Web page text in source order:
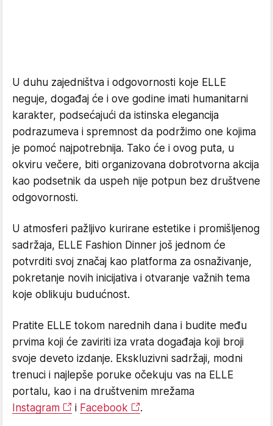
U duhu zajedništva i odgovornosti koje ELLE
neguje, događaj će i ove godine imati humanitarni
karakter, podsećajući da istinska elegancija
podrazumeva i spremnost da podržimo one kojima
je pomoć najpotrebnija. Tako će i ovog puta, u
okviru večere, biti organizovana dobrotvorna akcija
kao podsetnik da uspeh nije potpun bez društvene
odgovornosti.
U atmosferi pažljivo kurirane estetike i promišljenog
sadržaja, ELLE Fashion Dinner još jednom će
potvrditi svoj značaj kao platforma za osnaživanje,
pokretanje novih inicijativa i otvaranje važnih tema
koje oblikuju budućnost.
Pratite ELLE tokom narednih dana i budite među
prvima koji će zaviriti iza vrata događaja koji broji
svoje deveto izdanje. Ekskluzivni sadržaji, modni
trenuci i najlepše poruke očekuju vas na ELLE
portalu, kao i na društvenim mrežama
Instagram
i Facebook .